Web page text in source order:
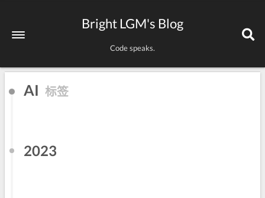
Bright LGM's Blog
Code speaks.
AI 标签
2023